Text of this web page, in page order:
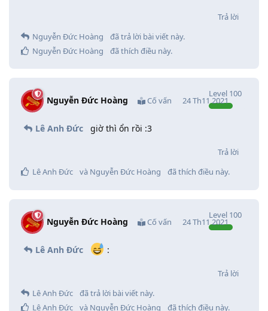
Trả lời
Nguyễn Đức Hoàng
đã trả lời bài viết này.
Nguyễn Đức Hoàng
đã thích điều này.
Nguyễn Đức Hoàng Cố vấn
Level 100
24 Th11 2021
Lê Anh Đức giờ thì ổn rồi :3
Trả lời
Lê Anh Đức
và Nguyễn Đức Hoàng đã thích điều này.
Nguyễn Đức Hoàng Cố vấn
Level 100
24 Th11 2021
Lê Anh Đức :
Trả lời
Lê Anh Đức
đã trả lời bài viết này.
Lê Anh Đức
và Nguyễn Đức Hoàng đã thích điều này.